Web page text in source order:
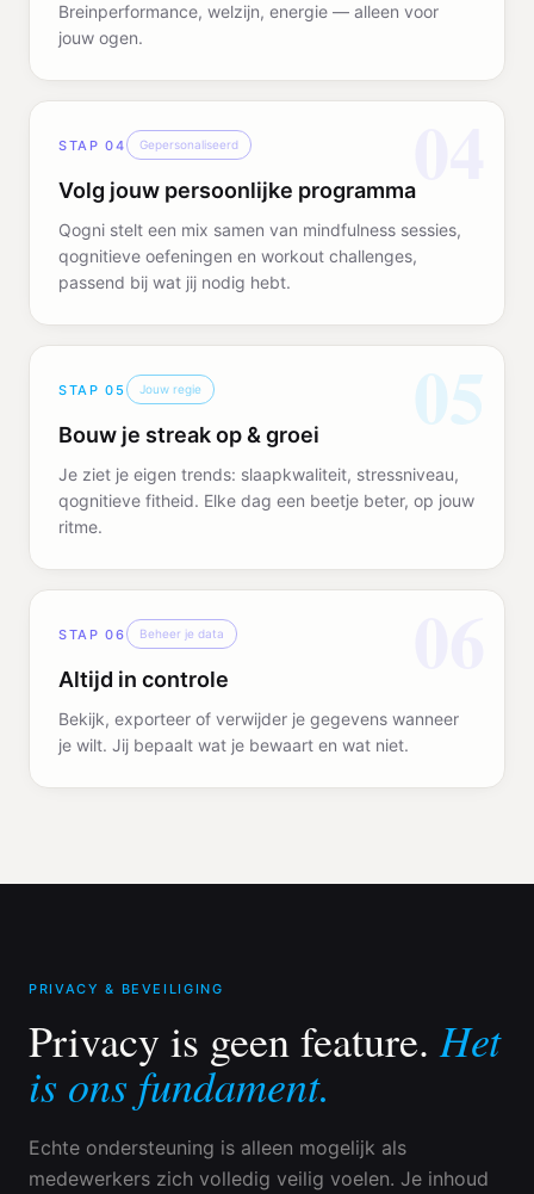
Breinperformance, welzijn, energie — alleen voor
jouw ogen.
STAP04 Gepersonaliseerd
Volg jouw persoonlijke programma
Qogni stelt een mix samen van mindfulness sessies,
qognitieve oefeningen en workout challenges,
passend bij wat jij nodig hebt.
05
STAP05 Jouw regie
Bouw je streak op & groei
Je ziet je eigen trends: slaapkwaliteit, stressniveau,
qognitieve fitheid. Elke dag een beetje beter, op jouw
ritme.
STAP06 Beheer je data
Altijd in controle
Bekijk, exporteer of verwijder je gegevens wanneer
je wilt. Jij bepaalt wat je bewaart en wat niet.
PRIVACY & BEVEILIGING
Privacy is geen feature. Het
is ons fundament.
Echte ondersteuning is alleen mogelijk als
medewerkers zich volledig veilig voelen. Je inhoud